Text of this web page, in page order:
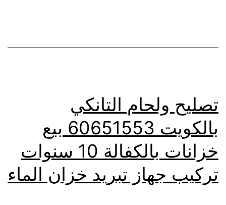
تصليح ولحام التانكي
بالكويت 60651553 بيع
خزانات بالكفالة 10 سنوات
تركيب جهاز تبريد خزان الماء